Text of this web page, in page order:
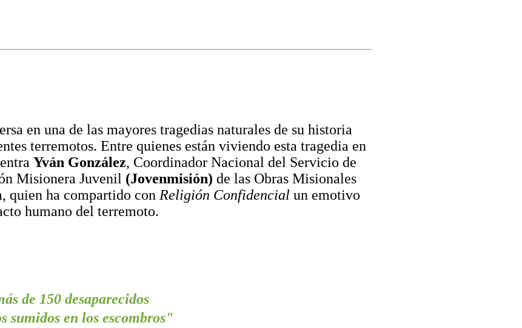
en una de las mayores tragedias naturales de su historia
terremotos. Entre quienes están viviendo esta tragedia en
Yván González, Coordinador Nacional del Servicio de
Misionera Juvenil (Jovenmisión) de las Obras Misionales
quien ha compartido con Religión Confidencial un emotivo
humano del terremoto.
de 150 desaparecidos
sumidos en los escombros"